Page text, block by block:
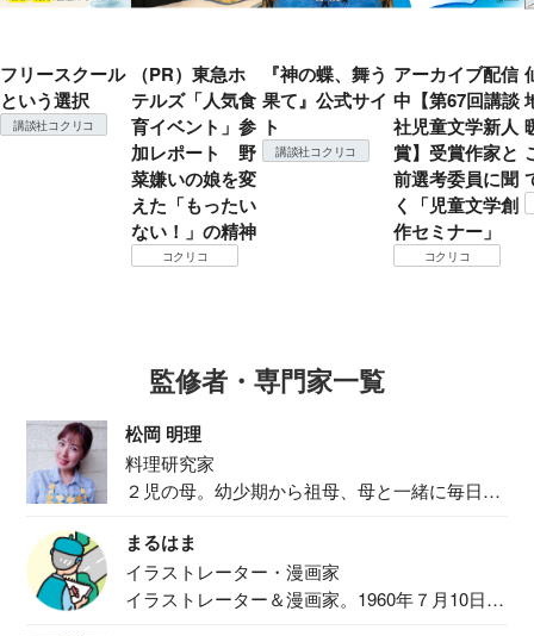
フリースクール
という選択
講談社コクリコ
（PR）東急ホ
テルズ「人気食
育イベント」参
加レポート 野
菜嫌いの娘を変
えた「もったい
ない！」の精神
コクリコ
『神の蝶、舞う
果て』公式サイ
ト
講談社コクリコ
アーカイブ配信
中【第67回講談
社児童文学新人
賞】受賞作家と
前選考委員に聞
く「児童文学創
作セミナー」
コクリコ
監修者・専門家一覧
松岡 明理
料理研究家
２児の母。幼少期から祖母、母と一緒に毎日の
まるはま
イラストレーター・漫画家
イラストレーター＆漫画家。1960年７月10日生